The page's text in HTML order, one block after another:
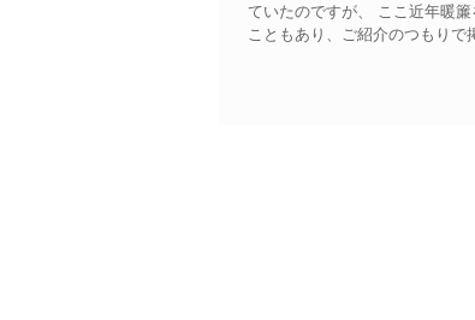
ていたのですが、 ここ近年暖
こともあり、ご紹介のつもりで